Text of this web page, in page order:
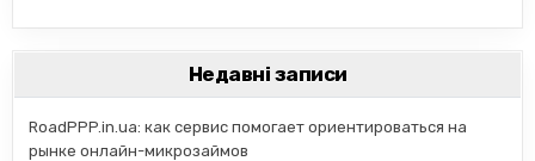
Недавні записи
RoadPPP.in.ua: как сервис помогает ориентироваться на
рынке онлайн-микрозаймов